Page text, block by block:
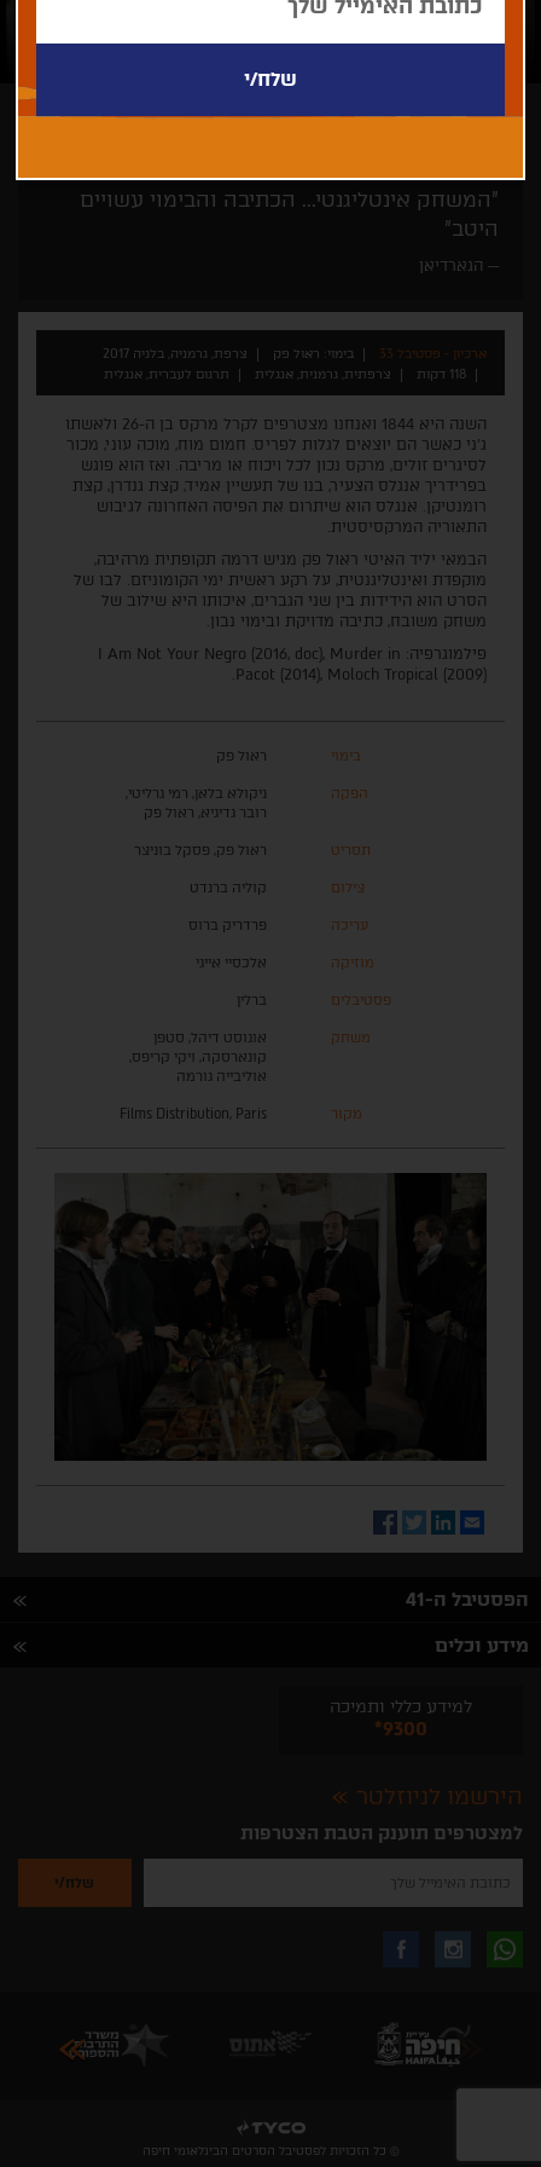
"המשחק אינטליגנטי... הכתיבה והבימוי עשויים
היטב"
הגארדיאן
ארכיון - פסטיבל 33 בימוי: ראול פק
צרפת, גרמניה, בלגיה 2017
118 דקות
צרפתית, גרמנית, אנגלית תרגום לעברית, אנגלית
השנה היא 1844 ואנחנו מצטרפים לקרל מרקס בן ה-26 ולאשתו
ג'ני כאשר הם יוצאים לגלות לפריס. חמום מוח, מוכה עוני, מכור
לסיגרים זולים, מרקס נכון לכל ויכוח או מריבה. ואז הוא פוגש
בפרידריך אנגלס הצעיר, בנו של תעשיין אמיד, קצת גנדרן, קצת
רומנטיקן. אנגלס הוא שיתרום את הפיסה האחרונה לגיבוש
התאוריה המרקסיסטית.
הבמאי יליד האיטי ראול פק מגיש דרמה תקופתית מרהיבה,
מוקפדת ואינטליגנטית, על רקע ראשית ימי הקומוניזם. לבו של
הסרט הוא הידידות בין שני הגברים, איכותו היא שילוב של
משחק משובח, כתיבה מדויקת ובימוי נבון.
פילמוגרפיה: I Am Not Your Negro (2016, doc), Murder in
Pacot (2014), Moloch Tropical (2009).
בימוי ראול פק
הפקה
ניקולא בלאן, רמי גרליטי,
רובר גדיגיא, ראול פק
תסריט ראול פק, פסקל בוניצר
צילום קוליה ברנדט
עריכה פרדריק ברוס
מוזיקה אלכסיי אייגי
פסטיבלים ברלין
משחק
אוגוסט דיהל, סטפן
קונארסקה, ויקי קריפס,
אוליבייה גורמה
מקור Films Distribution, Paris
Email
LinkedIn
Twitter
Facebook
הפסטיבל ה-41
מידע וכלים
למידע כללי ותמיכה
*9300
הירשמו לניוזלטר
למצטרפים תוענק הטבת הצטרפות
להזין
שלך
לקבלת
באינסטגרם
עקבו
בפייסבוק
© כל הזכויות לפסטיבל הסרטים הבינלאומי חיפה